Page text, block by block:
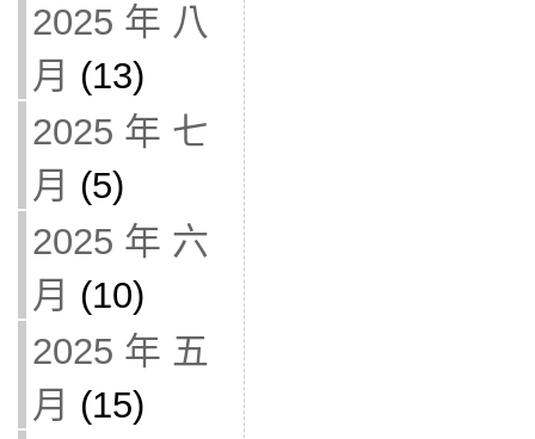
2025 年 八
月 (13)
2025 年 七
月 (5)
2025 年 六
月 (10)
2025 年 五
月 (15)